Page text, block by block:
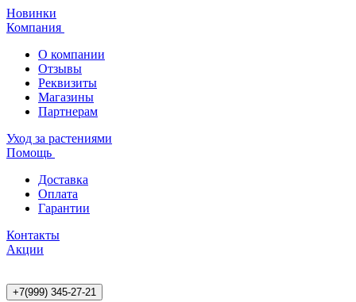
Новинки
Компания
О компании
Отзывы
Реквизиты
Магазины
Партнерам
Уход за растениями
Помощь
Доставка
Оплата
Гарантии
Контакты
Акции
+7(999) 345-27-21